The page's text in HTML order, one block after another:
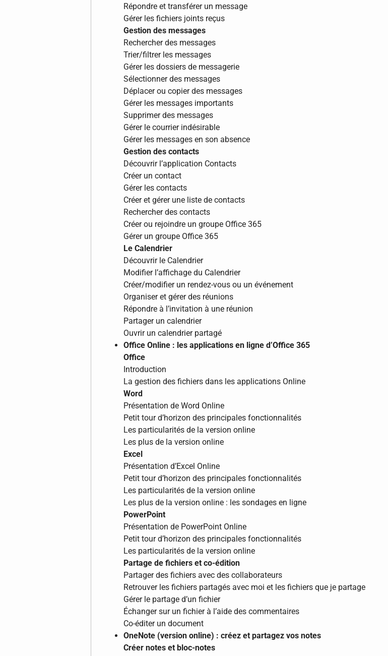
Répondre et transférer un message
Gérer les fichiers joints reçus
Gestion des messages
Rechercher des messages
Trier/filtrer les messages
Gérer les dossiers de messagerie
Sélectionner des messages
Déplacer ou copier des messages
Gérer les messages importants
Supprimer des messages
Gérer le courrier indésirable
Gérer les messages en son absence
Gestion des contacts
Découvrir l’application Contacts
Créer un contact
Gérer les contacts
Créer et gérer une liste de contacts
Rechercher des contacts
Créer ou rejoindre un groupe Office 365
Gérer un groupe Office 365
Le Calendrier
Découvrir le Calendrier
Modifier l’affichage du Calendrier
Créer/modifier un rendez-vous ou un événement
Organiser et gérer des réunions
Répondre à l’invitation à une réunion
Partager un calendrier
Ouvrir un calendrier partagé
Office Online : les applications en ligne d’Office 365
Office
Introduction
La gestion des fichiers dans les applications Online
Word
Présentation de Word Online
Petit tour d’horizon des principales fonctionnalités
Les particularités de la version online
Les plus de la version online
Excel
Présentation d’Excel Online
Petit tour d’horizon des principales fonctionnalités
Les particularités de la version online
Les plus de la version online : les sondages en ligne
PowerPoint
Présentation de PowerPoint Online
Petit tour d’horizon des principales fonctionnalités
Les particularités de la version online
Partage de fichiers et co-édition
Partager des fichiers avec des collaborateurs
Retrouver les fichiers partagés avec moi et les fichiers que je partage
Gérer le partage d’un fichier
Échanger sur un fichier à l’aide des commentaires
Co-éditer un document
OneNote (version online) : créez et partagez vos notes
Créer notes et bloc-notes